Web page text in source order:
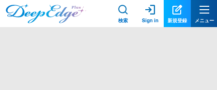
検索 Sign in 新規登録 メニュー